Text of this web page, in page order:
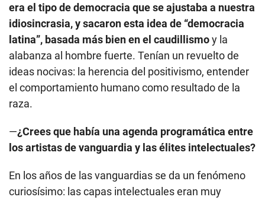
era el tipo de democracia que se ajustaba a nuestra
idiosincrasia, y sacaron esta idea de “democracia
latina”, basada más bien en el caudillismoy la
alabanza al hombre fuerte. Tenían un revuelto de
ideas nocivas: la herencia del positivismo, entender
el comportamiento humano como resultado de la
raza.
—¿Crees que había una agenda programática entre
los artistas de vanguardia y las élites intelectuales?
En los años de las vanguardias se da un fenómeno
curiosísimo: las capas intelectuales eran muy